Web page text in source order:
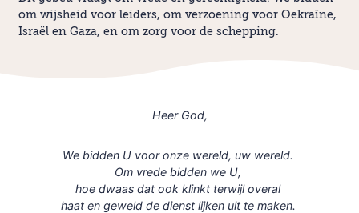
om wijsheid voor leiders, om verzoening voor Oekraïne,
Israël en Gaza, en om zorg voor de schepping.
Heer God,
We bidden U voor onze wereld, uw wereld.
Om vrede bidden we U,
hoe dwaas dat ook klinkt terwijl overal
haat en geweld de dienst lijken uit te maken.